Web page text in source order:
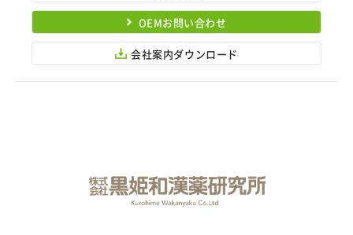
OEMお問い合わせ
会社案内ダウンロード